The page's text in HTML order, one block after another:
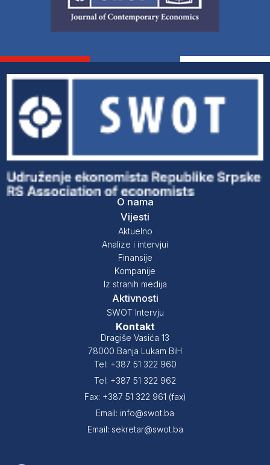
O nama
Vijesti
Aktuelno
Analize i intervjui
Finansije
Kompanije
Iz stranih medija
Aktivnosti
SWOT Intervju
Kontakt
Dragiše Vasića 13
78000 Banja Lukam BiH
Tel: +387 51 322 960
Tel: +387 51 322 962
Fax: +387 51 322 961 (fax)
Email: info@swot.ba
Email: sekretar@swot.ba